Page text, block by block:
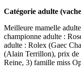
Catégorie adulte
Meilleure mamelle
championne adulte :
adulte : Rolex (Gaec
(Alain Terrillon), prix de
Reine, 3) famille miss